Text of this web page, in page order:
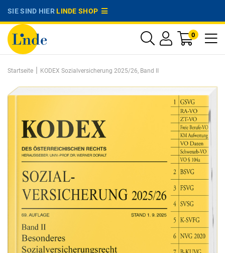
SIE SIND HIERLINDE SHOP
0
Startseite | KODEX Sozialversicherung 2025/26, Band II